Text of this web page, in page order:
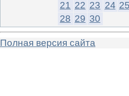
21 22 23 24 25
28 29 30
Полная версия сайта